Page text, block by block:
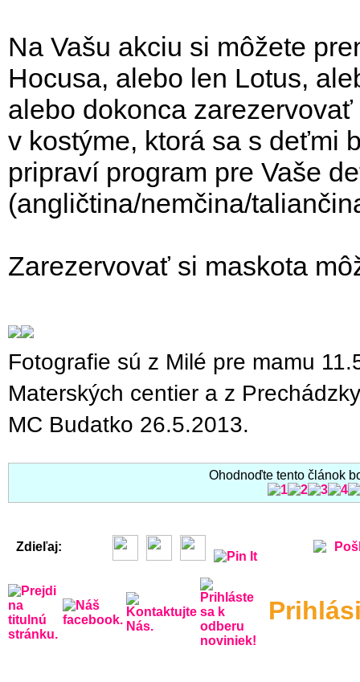
Na Vašu akciu si môžete
Hocusa, alebo len Lotus,
alebo dokonca
v kostýme, ktorá sa s deťmi
pripraví program pre Vaše
(angličtina/nemčina/
Zarezervovať si maskota
Fotografie sú z Milé pre mamu
Materských centier a z
MC Budatko 26.5.2013.
Ohodnoďte tento článok
Zdieľaj: